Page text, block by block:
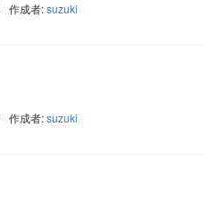
作成者:suzuki
作成者:suzuki